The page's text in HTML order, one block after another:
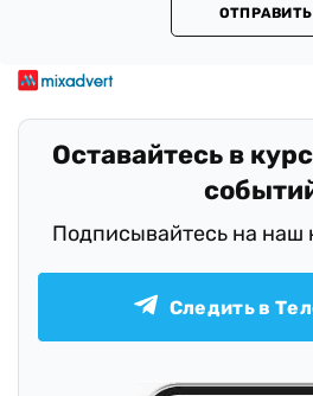
ОТПРАВИТЬ
Оставайтесь в
Подписывайтесь на наш
Следить в